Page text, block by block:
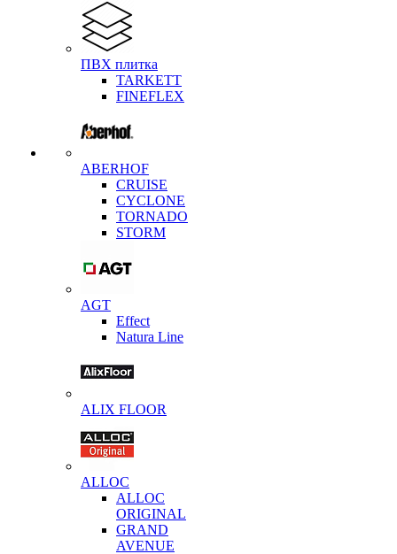
ПВХ плитка
TARKETT
FINEFLEX
ABERHOF
CRUISE
CYCLONE
TORNADO
STORM
AGT
Effect
Natura Line
ALIX FLOOR
ALLOC
ALLOC
ORIGINAL
GRAND
AVENUE